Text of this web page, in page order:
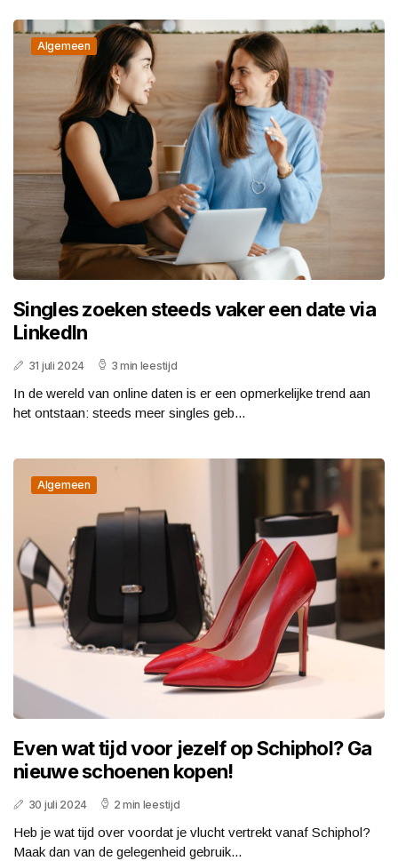
Algemeen
Singles zoeken steeds vaker een date via
LinkedIn
31 juli 2024 3 min leestijd
In de wereld van online daten is er een opmerkelijke trend aan
het ontstaan: steeds meer singles geb...
Algemeen
Even wat tijd voor jezelf op Schiphol? Ga
nieuwe schoenen kopen!
30 juli 2024 2 min leestijd
Heb je wat tijd over voordat je vlucht vertrekt vanaf Schiphol?
Maak dan van de gelegenheid gebruik...